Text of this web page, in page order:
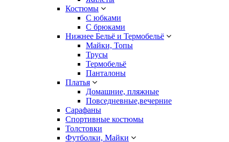
Костюмы
С юбками
С брюками
Нижнее Бельё и Термобельё
Майки, Топы
Трусы
Термобельё
Панталоны
Платья
Домашние, пляжные
Повседневные,вечерние
Сарафаны
Спортивные костюмы
Толстовки
Футболки, Майки